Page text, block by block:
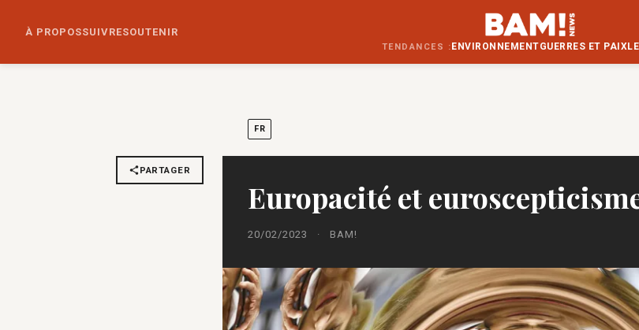
À PROPOSSUIVRESOUTENIR
TENDANCES : ENVIRONNEMENTGUERRES ET PAIX
FR
PARTAGER
Europacité et
20/02/2023 · BAM!